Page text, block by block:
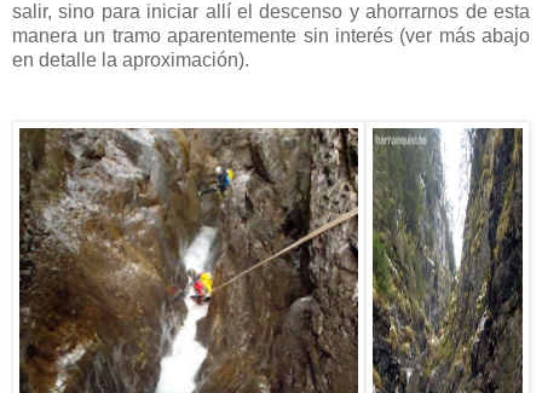
salir, sino para iniciar allí el descenso y ahorrarnos de esta
manera un tramo aparentemente sin interés (ver más abajo
en detalle la aproximación).